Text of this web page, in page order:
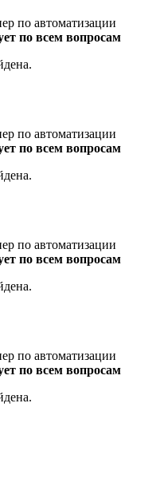
по автоматизации
по всем вопросам
по автоматизации
по всем вопросам
по автоматизации
по всем вопросам
по автоматизации
по всем вопросам